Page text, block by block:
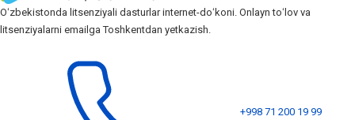
Oʻzbekistonda litsenziyali dasturlar internet-doʻkoni. Onlayn toʻlov va
litsenziyalarni emailga Toshkentdan yetkazish.
+998 71 200 19 99